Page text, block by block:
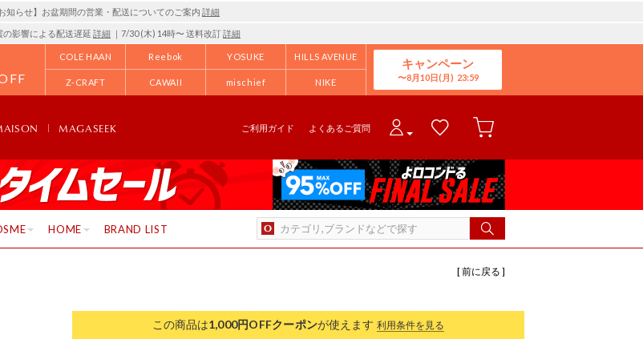
お知らせ】お盆期間の営業・配送についてのご案内 詳細
の影響による配送遅延 詳細 ｜7/30 (木) 14時〜 送料改訂詳細
COLE HAAN Reebok YOSUKE HILLS AVENUE
Z-CRAFT CAWAII mischief NIKE
キャンペーン
8月10日(月)
MAGASEEK ご利用ガイド よくあるご質問
HOME BRAND LIST
[ 前に戻る ]
この商品は1,000円OFFクーポンが使えます 利用条件を見る